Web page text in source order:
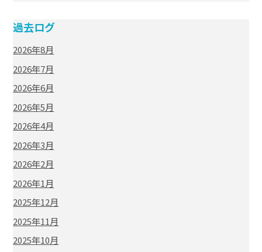
過去ログ
2026年8月
2026年7月
2026年6月
2026年5月
2026年4月
2026年3月
2026年2月
2026年1月
2025年12月
2025年11月
2025年10月